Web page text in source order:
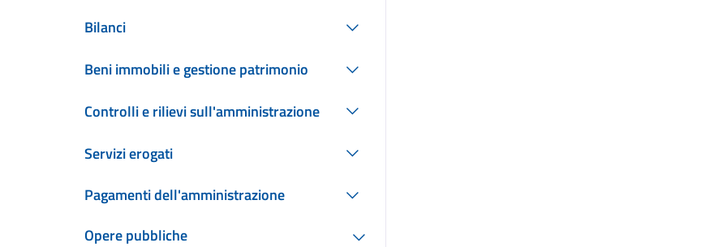
Bilanci
Beni immobili e gestione patrimonio
Controlli e rilievi sull'amministrazione
Servizi erogati
Pagamenti dell'amministrazione
Opere pubbliche